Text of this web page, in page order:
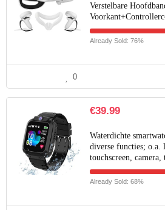
Verstelbare
Already Sold: 76%
0
€39.99
Waterdichte
diverse functies; o.a.
touchscreen, camera,
Already Sold: 68%